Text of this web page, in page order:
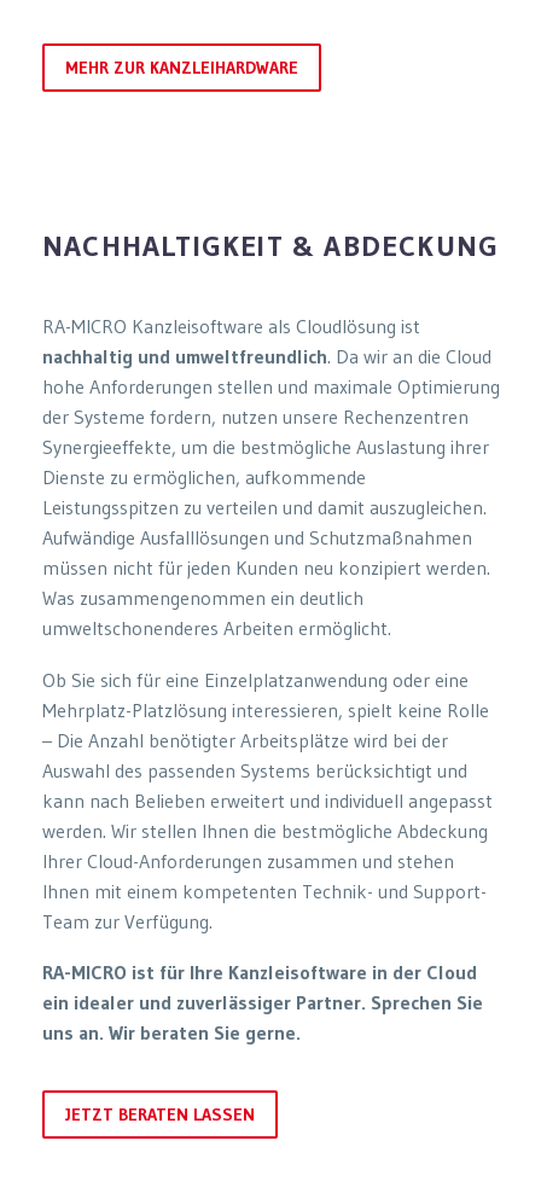
MEHR ZUR KANZLEIHARDWARE
NACHHALTIGKEIT & ABDECKUNG
RA-MICRO Kanzleisoftware als Cloudlösung ist
nachhaltig und umweltfreundlich. Da wir an die Cloud
hohe Anforderungen stellen und maximale Optimierung
der Systeme fordern, nutzen unsere Rechenzentren
Synergieeffekte, um die bestmögliche Auslastung ihrer
Dienste zu ermöglichen, aufkommende
Leistungsspitzen zu verteilen und damit auszugleichen.
Aufwändige Ausfalllösungen und Schutzmaßnahmen
müssen nicht für jeden Kunden neu konzipiert werden.
Was zusammengenommen ein deutlich
umweltschonenderes Arbeiten ermöglicht.
Ob Sie sich für eine Einzelplatzanwendung oder eine
Mehrplatz-Platzlösung interessieren, spielt keine Rolle
– Die Anzahl benötigter Arbeitsplätze wird bei der
Auswahl des passenden Systems berücksichtigt und
kann nach Belieben erweitert und individuell angepasst
werden. Wir stellen Ihnen die bestmögliche Abdeckung
Ihrer Cloud-Anforderungen zusammen und stehen
Ihnen mit einem kompetenten Technik- und Support-
Team zur Verfügung.
RA-MICRO ist für Ihre Kanzleisoftware in der Cloud
ein idealer und zuverlässiger Partner. Sprechen Sie
uns an. Wir beraten Sie gerne.
JETZT BERATEN LASSEN